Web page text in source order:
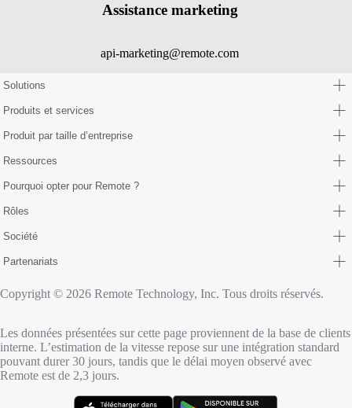
Assistance marketing
api-marketing@remote.com
Solutions
Produits et services
Produit par taille d’entreprise
Ressources
Pourquoi opter pour Remote ?
Rôles
Société
Partenariats
Copyright © 2026 Remote Technology, Inc. Tous droits réservés.
Les données présentées sur cette page proviennent de la base de clients
interne. L’estimation de la vitesse repose sur une intégration standard
pouvant durer 30 jours, tandis que le délai moyen observé avec
Remote est de 2,3 jours.